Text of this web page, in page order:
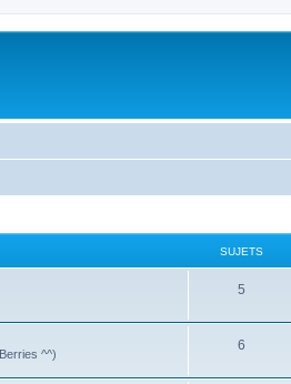
SUJETS
5
^^)
6